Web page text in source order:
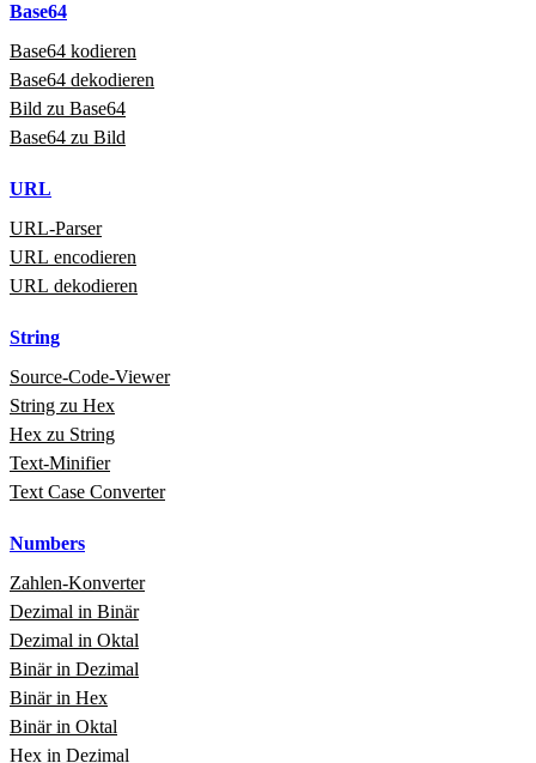
Base64
Base64 kodieren
Base64 dekodieren
Bild zu Base64
Base64 zu Bild
URL
URL‑Parser
URL encodieren
URL dekodieren
String
Source‑Code‑Viewer
String zu Hex
Hex zu String
Text‑Minifier
Text Case Converter
Numbers
Zahlen‑Konverter
Dezimal in Binär
Dezimal in Oktal
Binär in Dezimal
Binär in Hex
Binär in Oktal
Hex in Dezimal